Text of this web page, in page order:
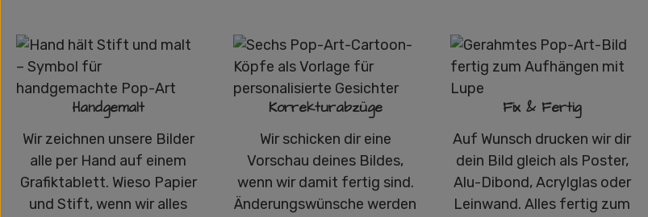
Handgemalt
Wir zeichnen unsere Bilder
alle per Hand auf einem
Grafiktablett. Wieso Papier
und Stift, wenn wir alles
Korrekturabzüge
Wir schicken dir eine
Vorschau deines Bildes,
wenn wir damit fertig sind.
Änderungswünsche werden
Fix & Fertig
Auf Wunsch drucken wir dir
dein Bild gleich als Poster,
Alu-Dibond, Acrylglas oder
Leinwand. Alles fertig zum